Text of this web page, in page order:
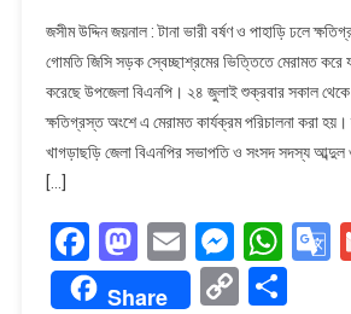
বর্ষণে
ক্ষতিগ্রস্ত
মাটিরাঙ্গা-
গোমতি
সড়ক
স্বেচ্ছাশ্রম
জসীম উদ্দিন জয়নাল : টানা ভারী বর্ষণ ও পাহাড়ি ঢলে
গোমতি জিসি সড়ক স্বেচ্ছাশ্রমের ভিত্তিতে মেরামত করে
করেছে উপজেলা বিএনপি। ২৪ জুলাই শুক্রবার সকাল
ক্ষতিগ্রস্ত অংশে এ মেরামত কার্যক্রম পরিচালনা করা হয়।
খাগড়াছড়ি জেলা বিএনপির সভাপতি ও সংসদ সদস্য আব্দুল
[…]
Facebook
Mastodon
Email
Share
Copy